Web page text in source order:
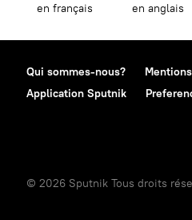
en français en anglais
Qui sommes-nous?
Application Sputnik
© 2026 Sputnik Tous droits